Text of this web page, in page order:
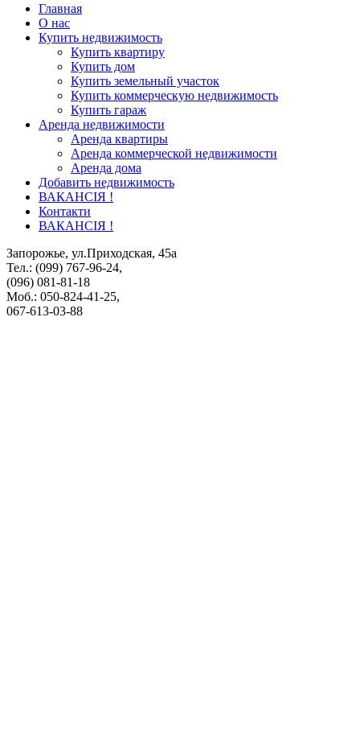
Главная
О нас
Купить недвижимость
Купить квартиру
Купить дом
Купить земельный участок
Купить коммерческую недвижимость
Купить гараж
Аренда недвижимости
Аренда квартиры
Аренда коммерческой недвижимости
Аренда дома
Добавить недвижимость
ВАКАНСІЯ !
Контакти
ВАКАНСІЯ !
Запорожье, ул.Приходская, 45а
Тел.: (099) 767-96-24,
(096) 081-81-18
Моб.: 050-824-41-25,
067-613-03-88